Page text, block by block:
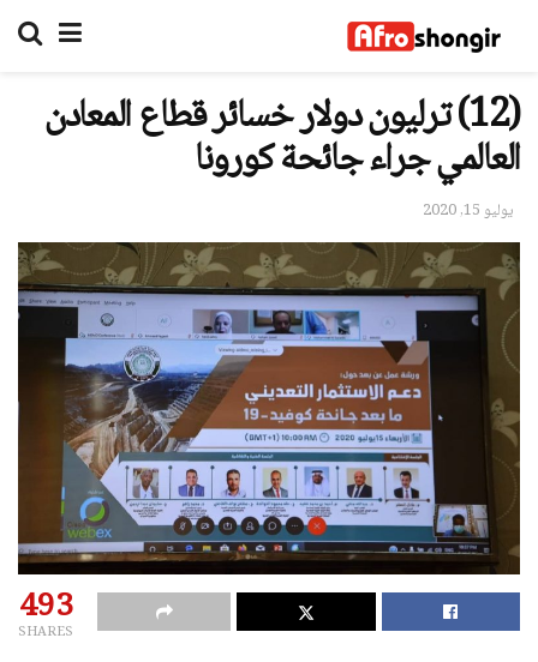
(12) ترليون دولار خسائر قطاع المعادن
العالمي جراء جائحة كورونا
يوليو 15, 2020
493
SHARES